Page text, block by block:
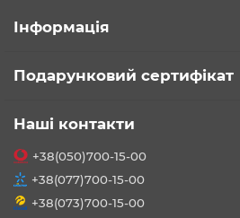
Інформація
Подарунковий сертифікат
Наші контакти
+38(050)700-15-00
+38(077)700-15-00
+38(073)700-15-00